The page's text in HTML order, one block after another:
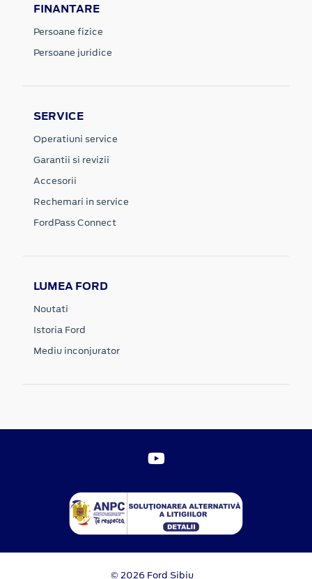
FINANTARE
Persoane fizice
Persoane juridice
SERVICE
Operatiuni service
Garantii si revizii
Accesorii
Rechemari in service
FordPass Connect
LUMEA FORD
Noutati
Istoria Ford
Mediu inconjurator
© 2026 Ford Sibiu